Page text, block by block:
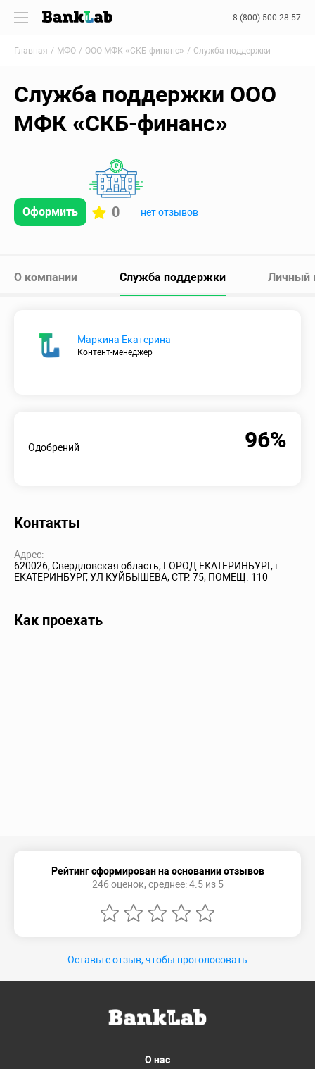
8 (800) 500-28-57
Главная МФО ООО МФК «СКБ-финанс» Служба поддержки
Служба поддержки ООО
МФК «СКБ-финанс»
Оформить 0 нет отзывов
О компании Служба поддержки Личный
Маркина Екатерина
Контент-менеджер
Одобрений 96%
Контакты
Адрес:
620026, Свердловская область, ГОРОД ЕКАТЕРИНБУРГ, г.
ЕКАТЕРИНБУРГ, УЛ КУЙБЫШЕВА, СТР. 75, ПОМЕЩ. 110
Как проехать
Рейтинг сформирован на основании отзывов
246 оценок, среднее: 4.5 из 5
Оставьте отзыв, чтобы проголосовать
О нас